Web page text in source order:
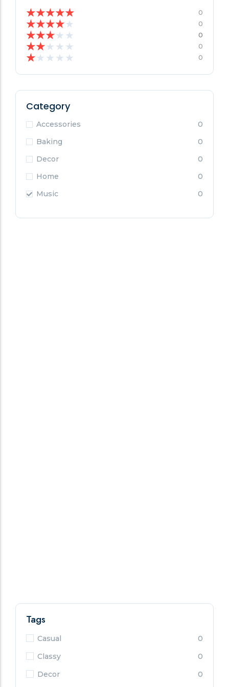
★★★★★ 0
★★★★★ 0
★★★★ ★ 0
★★★ ★ ★ 0
★★ ★ ★ ★ 0
Category
Accessories
0
Baking
0
Decor
0
Home
0
Music
0
Tags
Casual
0
Classy
0
Decor
0